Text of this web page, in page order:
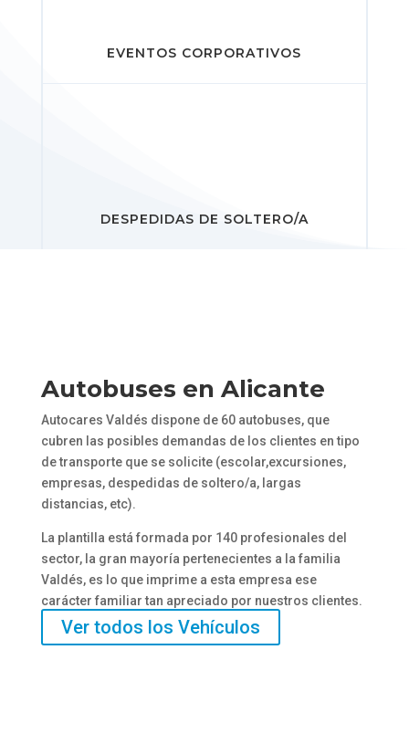
EVENTOS CORPORATIVOS
DESPEDIDAS DE SOLTERO/A
Autobuses en Alicante
Autocares Valdés dispone de 60 autobuses, que
cubren las posibles demandas de los clientes en tipo
de transporte que se solicite (escolar,excursiones,
empresas, despedidas de soltero/a, largas
distancias, etc).
La plantilla está formada por 140 profesionales del
sector, la gran mayoría pertenecientes a la familia
Valdés, es lo que imprime a esta empresa ese
carácter familiar tan apreciado por nuestros clientes.
Ver todos los Vehículos